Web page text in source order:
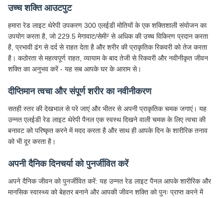
उच्च शक्ति आउटपुट
हमारा रेड लाइट थेरेपी उपकरण 300 एलईडी मोतियों के एक शक्तिशाली संयोजन का
उपयोग करता है, जो 229.5 मेगावाट/सेमी² से अधिक की उच्च विकिरण प्रदान करता
है, प्रभावी ढंग से दर्द से राहत देता है और शरीर की प्राकृतिक रिकवरी को तेज करता
है। कठोरता से महत्वपूर्ण राहत, व्यायाम के बाद तेजी से रिकवरी और नवीनीकृत जीवन
शक्ति का अनुभव करें - यह सब आपके घर के आराम से।
दीप्तिमान त्वचा और संपूर्ण शरीर का नवीनीकरण
सतही स्तर की देखभाल से परे जाएं और भीतर से अपनी प्राकृतिक चमक जगाएं। यह
उन्नत एलईडी रेड लाइट थेरेपी पैनल एक स्वस्थ दिखने वाली चमक के लिए त्वचा की
बनावट को परिष्कृत करने में मदद करता है और साथ ही आपके दिन के शारीरिक तनाव
को भी दूर करता है।
अपनी दैनिक दिनचर्या को पुनर्जीवित करें
अपने दैनिक जीवन को पुनर्जीवित करें: यह उन्नत रेड लाइट पैनल आपके शारीरिक और
मानसिक स्वास्थ्य को बेहतर बनाने और आपकी जीवन शक्ति को पुनः प्राप्त करने में